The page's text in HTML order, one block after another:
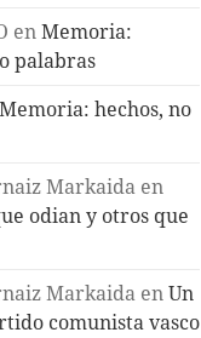
enMemoria:
palabras
Memoria: hechos, no
Markaida en
odian y otros que
Markaida enUn
comunista vasco